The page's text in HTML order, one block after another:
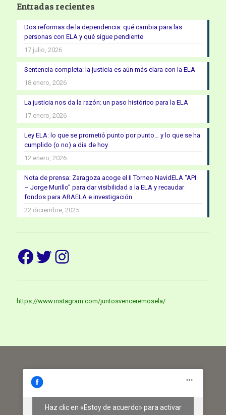
Entradas recientes
Dos reformas de la dependencia: qué cambia para las
personas con ELA y qué sigue pendiente
17 julio, 2026
Sentencia completa: la justicia es aún más clara con la ELA
18 enero, 2026
La justicia nos da la razón: un paso histórico para la ELA
17 enero, 2026
Ley ELA: lo que se prometió punto por punto… y lo que se ha
cumplido (o no) a día de hoy
12 enero, 2026
Nota de prensa: Zaragoza acoge el II Torneo NavidELA “API
– Jorge Murillo” para dar visibilidad a la ELA y recaudar
fondos para ARAELA e investigación
22 diciembre, 2025
Facebook
Twitter
Instagram
https://www.instagram.com/juntosvenceremosela/
Haz clic en «Estoy de acuerdo» para activar